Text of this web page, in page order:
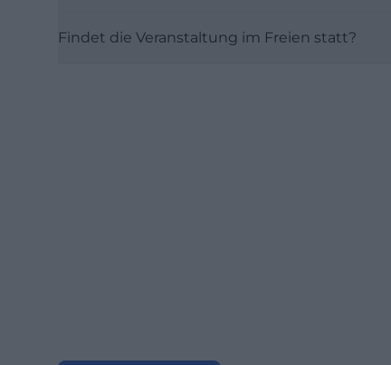
Findet die Veranstaltung im Freien statt?